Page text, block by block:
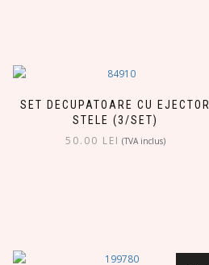
SET DECUPATOARE CU EJECTOR
STELE (3/SET)
50.00 LEI (TVA inclus)